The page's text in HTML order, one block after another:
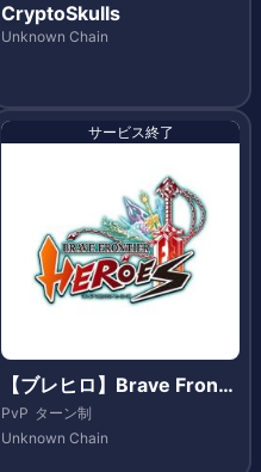
CryptoSkulls
Unknown Chain
サービス終了
【ブレヒロ】Brave Fronti
er Heroes（ブレイブ フロ
ンティア ヒーローズ）- Et
PvP ターン制
Unknown Chain